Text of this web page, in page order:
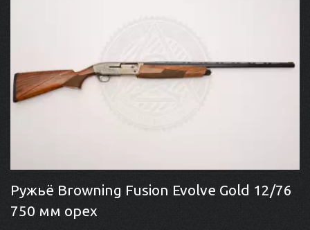
Ружьё Browning Fusion Evolve Gold 12/76
750 мм орех